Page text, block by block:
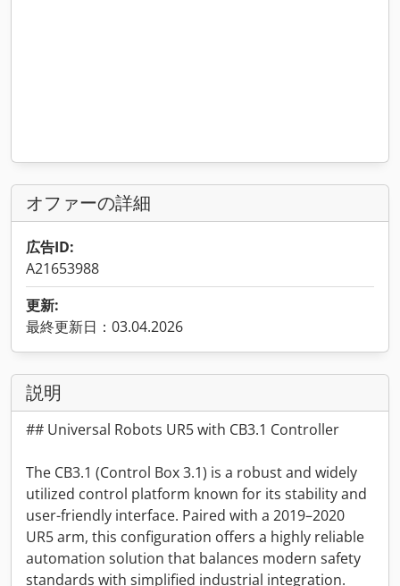
オファーの詳細
広告ID:
A21653988
更新:
最終更新日：03.04.2026
説明
## Universal Robots UR5 with CB3.1 Controller
The CB3.1 (Control Box 3.1) is a robust and widely
utilized control platform known for its stability and
user-friendly interface. Paired with a 2019–2020
UR5 arm, this configuration offers a highly reliable
automation solution that balances modern safety
standards with simplified industrial integration.